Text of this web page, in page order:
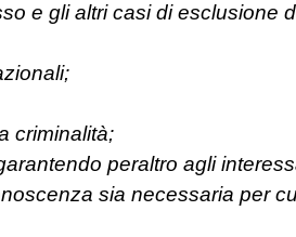
e gli altri casi di esclusione
criminalità;
peraltro agli
sia necessaria per